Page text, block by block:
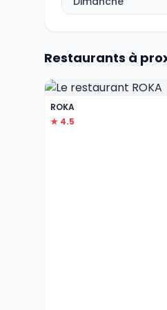
Restaurants à
ROKA
★ 4.5